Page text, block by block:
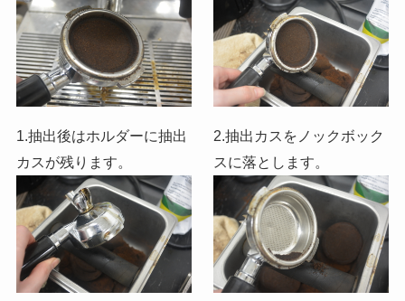
1.抽出後はホルダーに抽出
カスが残ります。
2.抽出カスをノックボック
スに落とします。